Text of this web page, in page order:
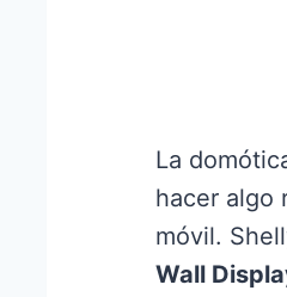
La
hacer algo
móvil.
Wall